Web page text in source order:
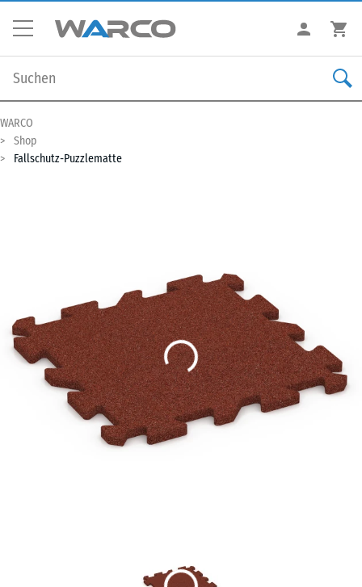
WARCO
Shop
Fallschutz-Puzzlematte